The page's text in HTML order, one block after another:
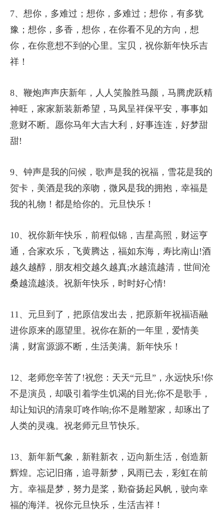
7、想你，多难过；想你，多难过；想你，有多犹
豫；想你，多香，想你，在你看不见的方向，想
你，在你意想不到的心里。宝贝，祝你新年快乐吉
祥！
8、鞭炮声声庆新年，人人笑脸胜马颜，马腾虎跃精
神旺，家家新装新希望，马凤呈祥保平安，事事如
意财不断。愿你马年大吉大利，好事连连，好梦甜
甜!
9、钟声是我的问候，歌声是我的祝福，雪花是我的
贺卡，美酒是我的亲吻，微风是我的拥抱，幸福是
我的礼物！都是给你的。元旦快乐！
10、祝你新年快乐，前程似锦，吉星高照，财运亨
通，合家欢乐，飞黄腾达，福如东海，寿比南山!酒
越久越醇，朋友相交越久越真;水越流越清，世间沧
桑越流越淡。祝新年快乐，时时好心情!
11、元旦到了，把原信发出去，把原新年祝福语融
进你原来的愿望里。祝你在新的一年里，爱情美
满，财富源源不断，生活美满。新年快乐！
12、老师您辛苦了!祝您：天天“元旦”，永远快乐!你
不是演员，却吸引着学生饥渴的目光;你不是歌手，
却让知识的清泉叮咚作响;你不是雕塑家，却琢出了
人类的灵魂。祝老师元旦节快乐。
13、新年新气象，新鞋新衣，迈向新生活，创造新
辉煌。忘记旧痛，追寻新梦，风雨已去，彩虹在前
方。幸福是梦，努力是桨，勤奋扬起风帆，驶向幸
福的海洋。祝你元旦快乐，生活吉祥！